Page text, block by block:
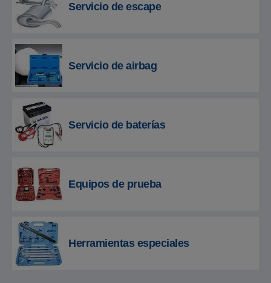
Servicio de escape
Servicio de airbag
Servicio de baterías
Equipos de prueba
Herramientas especiales